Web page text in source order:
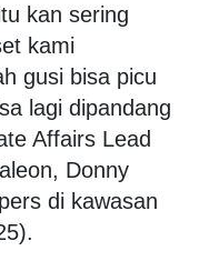
kan sering
kami
gusi bisa picu
lagi dipandang
Affairs Lead
Donny
di kawasan